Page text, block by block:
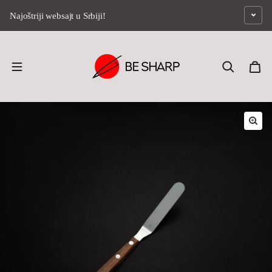
Najoštriji websajt u Srbiji!